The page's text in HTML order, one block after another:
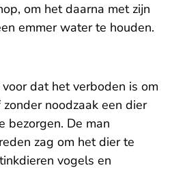
om het daarna met zijn
emmer water te houden.
dat het verboden is om
noodzaak een dier
bezorgen. De man
zag om het dier te
vogels en